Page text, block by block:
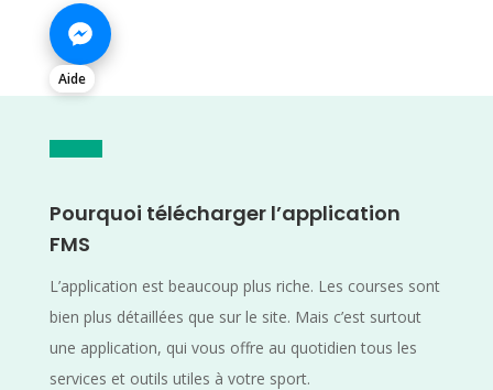
Aide
Pourquoi télécharger l’application
FMS
L’application est beaucoup plus riche. Les courses sont
bien plus détaillées que sur le site. Mais c’est surtout
une application, qui vous offre au quotidien tous les
services et outils utiles à votre sport.